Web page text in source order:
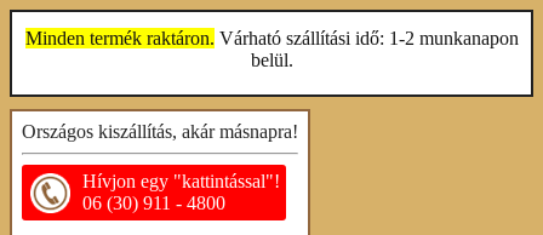
Minden termék raktáron. Várható szállítási idő: 1-2 munkanapon
belül.
Országos kiszállítás, akár másnapra!
Hívjon egy "kattintással"!
06 (30) 911 - 4800